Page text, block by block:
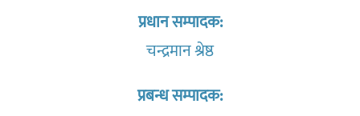
प्रधान सम्पादक:
चन्द्रमान श्रेष्ठ
प्रबन्ध सम्पादक: